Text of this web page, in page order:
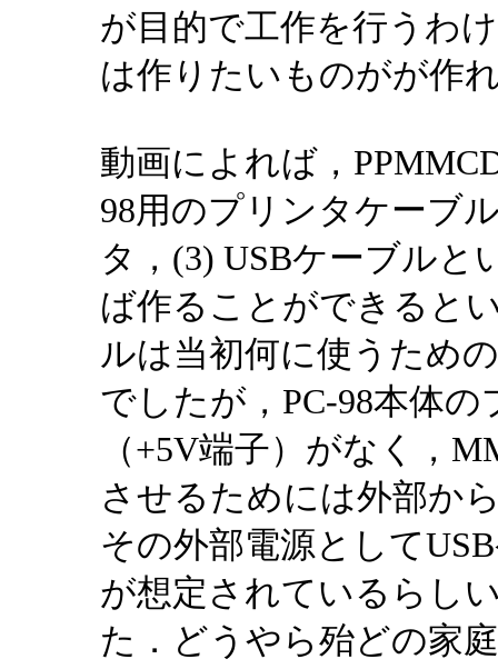
が目的で工作を行うわ
は作りたいものがが作
動画によれば，
98用のプリンタケーブ
タ，(3) USBケーブルと
ば作ることができると
ルは当初何に使うため
でしたが，PC-98本体
（+5V端子）がなく，
させるためには外部か
その外部電源として
が想定されているらし
た．どうやら殆どの家